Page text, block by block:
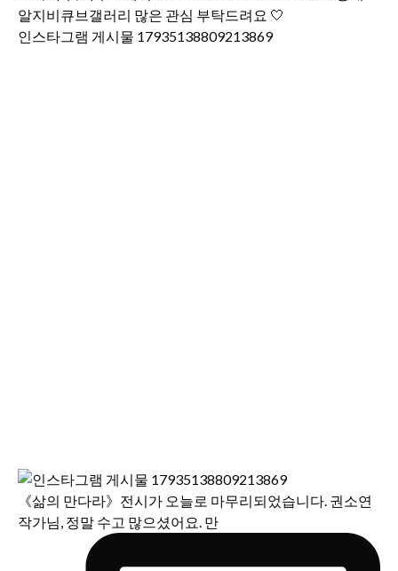
인스타그램 게시물 17935138809213869
《삶의 만다라》전시가 오늘로 마무리되었습니다. 권소연
작가님, 정말 수고 많으셨어요. 만